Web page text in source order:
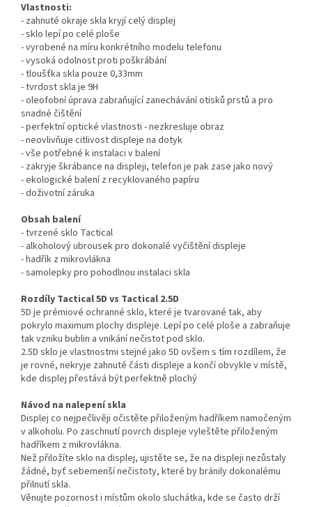
Vlastnosti:
- zahnuté okraje skla kryjí celý displej
- sklo lepí po celé ploše
- vyrobené na míru konkrétního modelu telefonu
- vysoká odolnost proti poškrábání
- tloušťka skla pouze 0,33mm
- tvrdost skla je 9H
- oleofobní úprava zabraňující zanechávání otisků prstů a pro
snadné čištění
- perfektní optické vlastnosti - nezkresluje obraz
- neovlivňuje citlivost displeje na dotyk
- vše potřebné k instalaci v balení
- zakryje škrábance na displeji, telefon je pak zase jako nový
- ekologické balení z recyklovaného papíru
- doživotní záruka
Obsah balení
- tvrzené sklo Tactical
- alkoholový ubrousek pro dokonalé vyčištění displeje
- hadřík z mikrovlákna
- samolepky pro pohodlnou instalaci skla
Rozdíly Tactical 5D vs Tactical 2.5D
5D je prémiové ochranné sklo, které je tvarované tak, aby
pokrylo maximum plochy displeje. Lepí po celé ploše a zabraňuje
tak vzniku bublin a vnikání nečistot pod sklo.
2.5D sklo je vlastnostmi stejné jako 5D ovšem s tím rozdílem, že
je rovné, nekryje zahnuté části displeje a končí obvykle v místě,
kde displej přestává být perfektně plochý
Návod na nalepení skla
Displej co nejpečlivěji očistěte přiloženým hadříkem namočeným
v alkoholu. Po zaschnutí povrch displeje vyleštěte přiloženým
hadříkem z mikrovlákna.
Než přiložíte sklo na displej, ujistěte se, že na displeji nezůstaly
žádné, byť sebemenší nečistoty, které by bránily dokonalému
přilnutí skla.
Věnujte pozornost i místům okolo sluchátka, kde se často drží